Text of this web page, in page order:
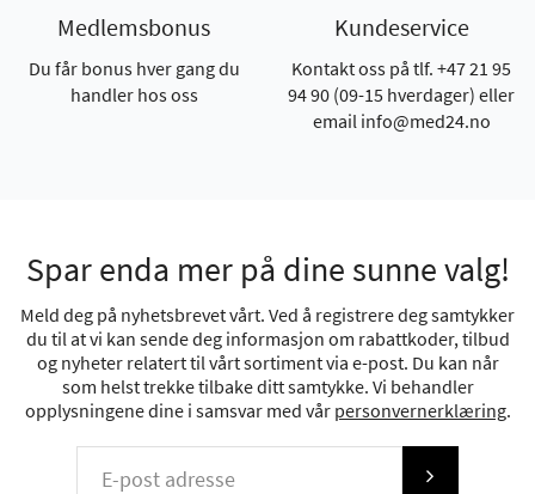
Medlemsbonus
Du får bonus hver gang du
handler hos oss
Kundeservice
Kontakt oss på tlf. +47 21 95
94 90 (09-15 hverdager) eller
email info@med24.no
Spar enda mer på dine sunne valg!
Meld deg på nyhetsbrevet vårt. Ved å registrere deg samtykker
du til at vi kan sende deg informasjon om rabattkoder, tilbud
og nyheter relatert til vårt sortiment via e-post. Du kan når
som helst trekke tilbake ditt samtykke. Vi behandler
opplysningene dine i samsvar med vår personvernerklæring.